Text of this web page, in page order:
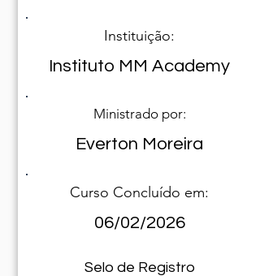
Instituição:
Instituto MM Academy
Ministrado por:
Everton Moreira
Curso Concluído em:
06/02/2026
Selo de Registro